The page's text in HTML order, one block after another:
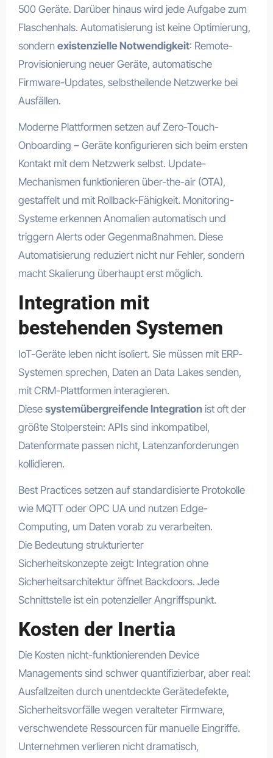
500 Geräte. Darüber hinaus wird jede Aufgabe zum
Flaschenhals. Automatisierung ist keine Optimierung,
sondern existenzielle Notwendigkeit: Remote-
Provisionierung neuer Geräte, automatische
Firmware-Updates, selbstheilende Netzwerke bei
Ausfällen.
Moderne Plattformen setzen auf Zero-Touch-
Onboarding – Geräte konfigurieren sich beim ersten
Kontakt mit dem Netzwerk selbst. Update-
Mechanismen funktionieren über-the-air (OTA),
gestaffelt und mit Rollback-Fähigkeit. Monitoring-
Systeme erkennen Anomalien automatisch und
triggern Alerts oder Gegenmaßnahmen. Diese
Automatisierung reduziert nicht nur Fehler, sondern
macht Skalierung überhaupt erst möglich.
Integration mit
bestehenden Systemen
IoT-Geräte leben nicht isoliert. Sie müssen mit ERP-
Systemen sprechen, Daten an Data Lakes senden,
mit CRM-Plattformen interagieren.
Diese systemübergreifende Integrationist oft der
größte Stolperstein: APIs sind inkompatibel,
Datenformate passen nicht, Latenzanforderungen
kollidieren.
Best Practices setzen auf standardisierte Protokolle
wie MQTT oder OPC UA und nutzen Edge-
Computing, um Daten vorab zu verarbeiten.
Die Bedeutung strukturierter
Sicherheitskonzepte zeigt: Integration ohne
Sicherheitsarchitektur öffnet Backdoors. Jede
Schnittstelle ist ein potenzieller Angriffspunkt.
Kosten der Inertia
Die Kosten nicht-funktionierenden Device
Managements sind schwer quantifizierbar, aber real:
Ausfallzeiten durch unentdeckte Gerätedefekte,
Sicherheitsvorfälle wegen veralteter Firmware,
verschwendete Ressourcen für manuelle Eingriffe.
Unternehmen verlieren nicht dramatisch,